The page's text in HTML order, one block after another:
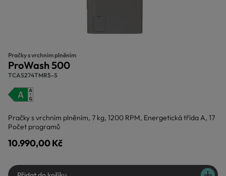
Pračky s vrchním plněním
ProWash 500
TCAS274TMR5-S
Pračky s vrchním plněním, 7 kg, 1200 RPM, Energetická třída A, 17
Počet programů
10.990,00 Kč